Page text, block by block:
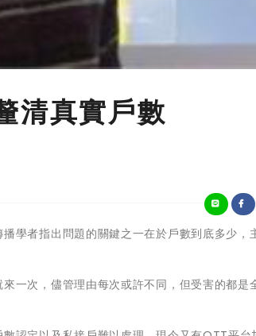
清真實戶數
學者指出問題的關鍵之一在於戶數到底多少，
一次，儘管理由每次或許不同，但受害的都是